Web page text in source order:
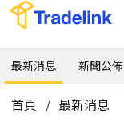
最新消息 新聞公佈
首頁 / 最新消息